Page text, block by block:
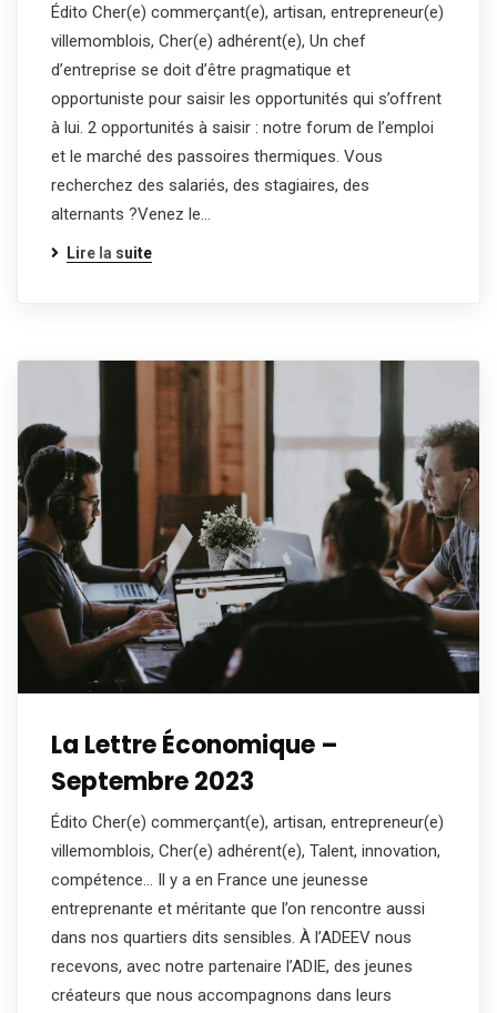
Édito Cher(e) commerçant(e), artisan, entrepreneur(e)
villemomblois, Cher(e) adhérent(e), Un chef
d’entreprise se doit d’être pragmatique et
opportuniste pour saisir les opportunités qui s’offrent
à lui. 2 opportunités à saisir : notre forum de l’emploi
et le marché des passoires thermiques. Vous
recherchez des salariés, des stagiaires, des
alternants ?Venez le…
Lire la suite
La Lettre Économique –
Septembre 2023
Édito Cher(e) commerçant(e), artisan, entrepreneur(e)
villemomblois, Cher(e) adhérent(e), Talent, innovation,
compétence… Il y a en France une jeunesse
entreprenante et méritante que l’on rencontre aussi
dans nos quartiers dits sensibles. À l’ADEEV nous
recevons, avec notre partenaire l’ADIE, des jeunes
créateurs que nous accompagnons dans leurs